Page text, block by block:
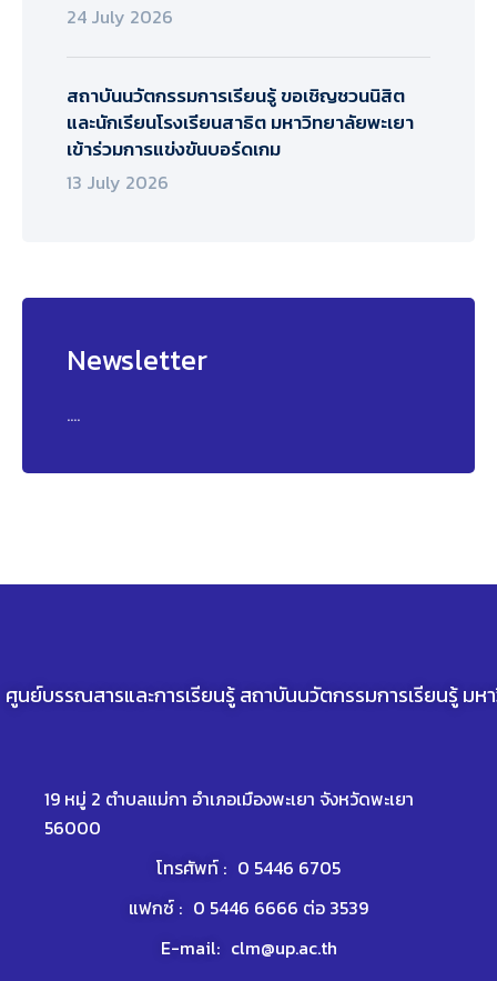
24 July 2026
สถาบันนวัตกรรมการเรียนรู้ ขอเชิญชวนนิสิต
และนักเรียนโรงเรียนสาธิต มหาวิทยาลัยพะเยา
เข้าร่วมการแข่งขันบอร์ดเกม
13 July 2026
Newsletter
....
ศูนย์บรรณสารและการเรียนรู้ สถาบันนวัตกรรมการเรียนรู้ มห
19 หมู่ 2 ตำบลแม่กา อำเภอเมืองพะเยา จังหวัดพะเยา
56000
โทรศัพท์ : 0 5446 6705
แฟกซ์ : 0 5446 6666 ต่อ 3539
E-mail: clm@up.ac.th